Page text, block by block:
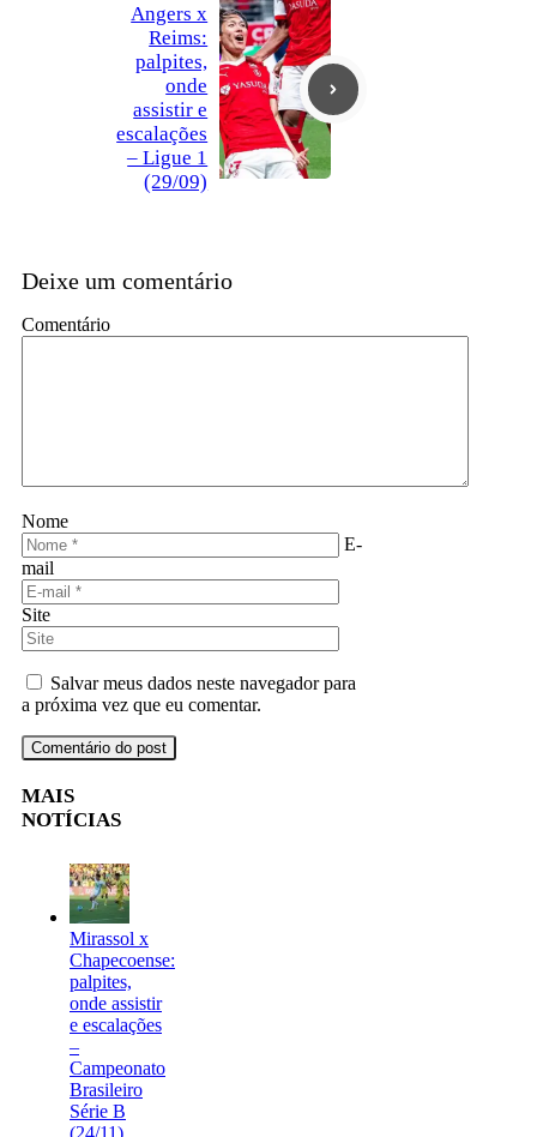
Angers x
Reims:
palpites,
onde
assistir e
escalações
– Ligue 1
(29/09)
Deixe um comentário
Comentário
Nome
E-
mail
Site
Salvar meus dados neste navegador para
a próxima vez que eu comentar.
MAIS
NOTÍCIAS
Mirassol x
Chapecoense:
palpites,
onde assistir
e escalações
–
Campeonato
Brasileiro
Série B
(24/11)